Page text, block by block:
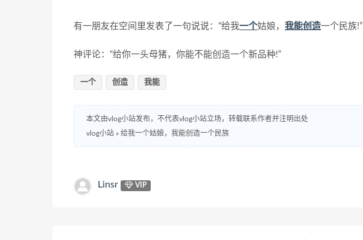
有一朋友在空间里发表了一句说说：“给我一个姑娘， 我能创造一个民族!”
神评论：“给你一头母猪，你能不能创造一个新品种!”
一个 创造 我能
本文由vlog小站发布，不代表vlog小站立场，转载联系作者并注明出处
vlog小站 » 给我一个姑娘，我能创造一个民族
Linsr VIP